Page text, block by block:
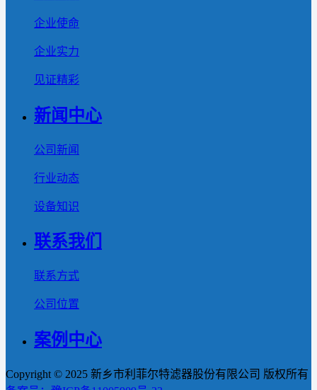
企业使命
企业实力
见证精彩
新闻中心
公司新闻
行业动态
设备知识
联系我们
联系方式
公司位置
案例中心
Copyright © 2025 新乡市利菲尔特滤器股份有限公司 版权所有